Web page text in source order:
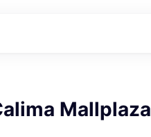
Mallplaza